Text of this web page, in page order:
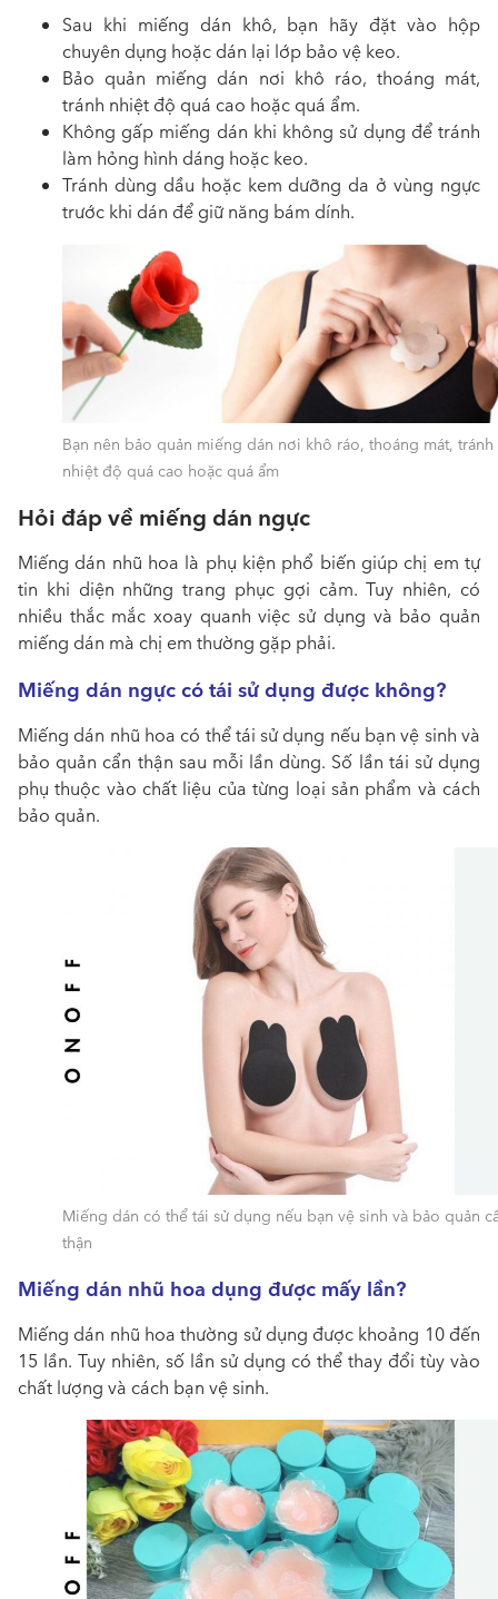
Sau khi miếng dán khô, bạn hãy đặt vào hộp
chuyên dụng hoặc dán lại lớp bảo vệ keo.
Bảo quản miếng dán nơi khô ráo, thoáng mát,
tránh nhiệt độ quá cao hoặc quá ẩm.
Không gấp miếng dán khi không sử dụng để tránh
làm hỏng hình dáng hoặc keo.
Tránh dùng dầu hoặc kem dưỡng da ở vùng ngực
trước khi dán để giữ năng bám dính.
Bạn nên bảo quản miếng dán nơi khô ráo, thoáng mát, tránh
nhiệt độ quá cao hoặc quá ẩm
Hỏi đáp về miếng dán ngực
Miếng dán nhũ hoa là phụ kiện phổ biến giúp chị em tự
tin khi diện những trang phục gợi cảm. Tuy nhiên, có
nhiều thắc mắc xoay quanh việc sử dụng và bảo quản
miếng dán mà chị em thường gặp phải.
Miếng dán ngực có tái sử dụng được không?
Miếng dán nhũ hoa có thể tái sử dụng nếu bạn vệ sinh và
bảo quản cẩn thận sau mỗi lần dùng. Số lần tái sử dụng
phụ thuộc vào chất liệu của từng loại sản phẩm và cách
bảo quản.
Miếng dán có thể tái sử dụng nếu bạn vệ sinh và bảo quản
thận
Miếng dán nhũ hoa dụng được mấy lần?
Miếng dán nhũ hoa thường sử dụng được khoảng 10 đến
15 lần. Tuy nhiên, số lần sử dụng có thể thay đổi tùy vào
chất lượng và cách bạn vệ sinh.